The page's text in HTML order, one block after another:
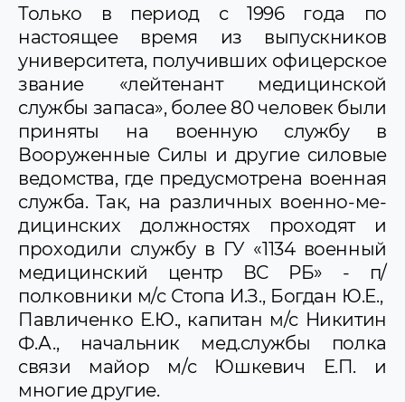
Только в период с 1996 года по
настоящее время из выпускников
университета, получивших офицерское
звание «лейтенант медицинской
службы запаса», более 80 человек были
приняты на военную службу в
Вооруженные Силы и другие силовые
ведомства, где предусмотрена военная
служба. Так, на различных военно-ме­
дицинских должностях проходят и
проходили службу в ГУ «1134 военный
медицинский центр ВС РБ» - п/
полковники м/с Стопа И.З., Богдан Ю.Е.,
Павличенко Е.Ю., капитан м/с Никитин
Ф.А., начальник мед.службы полка
связи майор м/с Юшкевич Е.П. и
многие другие.